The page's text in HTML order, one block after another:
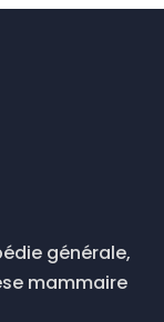
générale,
mammaire